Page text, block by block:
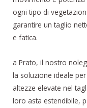
ogni tipo di
garantire un taglio
e fatica.
a Prato, il nostro
la soluzione ideale
altezze elevate nel
loro asta estendibile,